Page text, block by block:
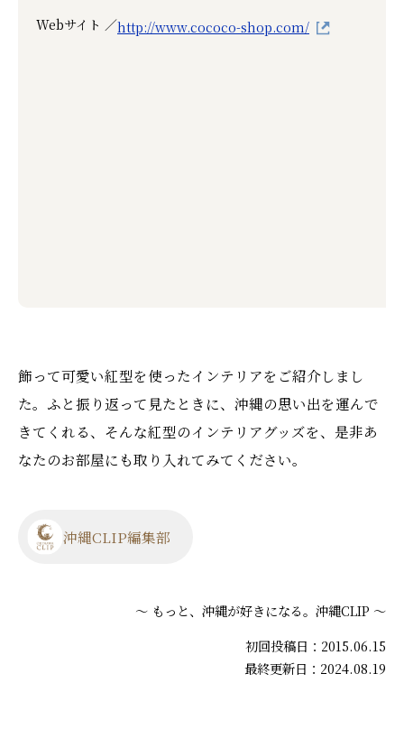
Webサイト ／http://www.cococo-shop.com/
飾って可愛い紅型を使ったインテリアをご紹介しまし
た。ふと振り返って見たときに、沖縄の思い出を運んで
きてくれる、そんな紅型のインテリアグッズを、是非あ
なたのお部屋にも取り入れてみてください。
沖縄CLIP編集部
～ もっと、沖縄が好きになる。沖縄CLIP ～
初回投稿日：2015.06.15
最終更新日：2024.08.19